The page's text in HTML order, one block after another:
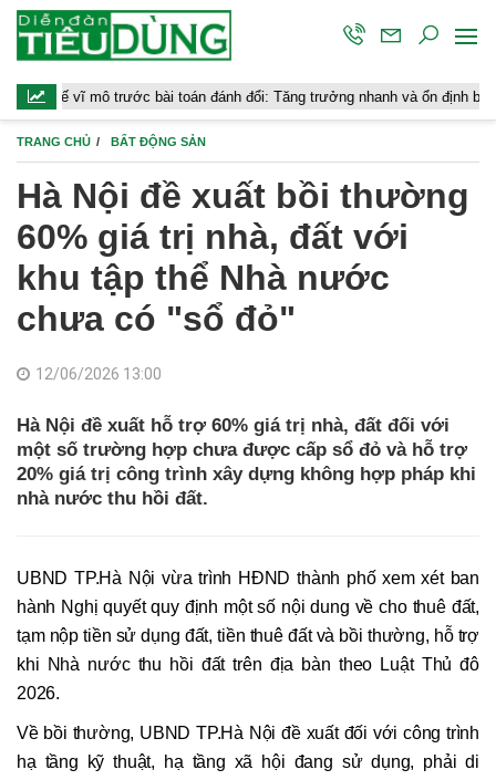
trước bài toán đánh đổi: Tăng trưởng nhanh và ổn định bền vững
TRANG CHỦ BẤT ĐỘNG SẢN
Hà Nội đề xuất bồi thường
60% giá trị nhà, đất với
khu tập thể Nhà nước
chưa có "sổ đỏ"
12/06/2026 13:00
Hà Nội đề xuất hỗ trợ 60% giá trị nhà, đất đối với
một số trường hợp chưa được cấp sổ đỏ và hỗ trợ
20% giá trị công trình xây dựng không hợp pháp khi
nhà nước thu hồi đất.
UBND TP.Hà Nội vừa trình HĐND thành phố xem xét ban
hành Nghị quyết quy định một số nội dung về cho thuê đất,
tạm nộp tiền sử dụng đất, tiền thuê đất và bồi thường, hỗ trợ
khi Nhà nước thu hồi đất trên địa bàn theo Luật Thủ đô
2026.
Về bồi thường, UBND TP.Hà Nội đề xuất đối với công trình
hạ tầng kỹ thuật, hạ tầng xã hội đang sử dụng, phải di